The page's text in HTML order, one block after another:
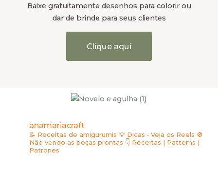
Baixe gratuitamente desenhos para colorir ou
dar de brinde para seus clientes
Clique aqui
anamariacraft
📝 Receitas de amigurumis 💡 Dicas • Veja os Reels 🚫
Não vendo as peças prontas 👇 Receitas | Patterns |
Patrones